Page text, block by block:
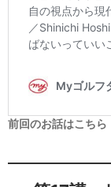
前回のお話はこちら